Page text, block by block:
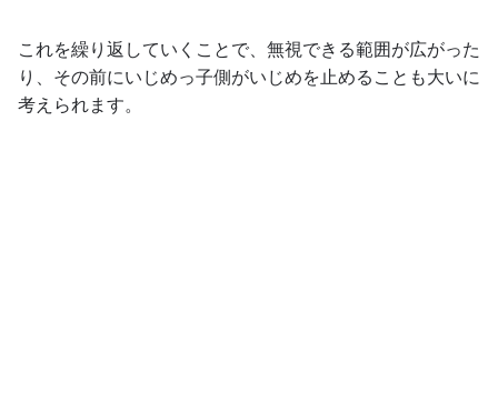
これを繰り返していくことで、無視できる範囲が広がった
り、その前にいじめっ子側がいじめを止めることも大いに
考えられます。